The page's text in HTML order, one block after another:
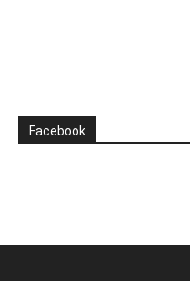
Facebook